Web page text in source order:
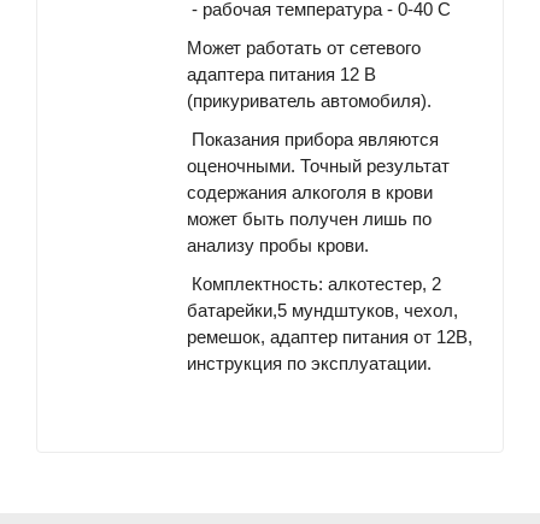
- рабочая температура - 0-40 С
Может работать от сетевого
адаптера питания 12 В
(прикуриватель автомобиля).
Показания прибора являются
оценочными. Точный результат
содержания алкоголя в крови
может быть получен лишь по
анализу пробы крови.
Комплектность: алкотестер, 2
батарейки,5 мундштуков, чехол,
ремешок, адаптер питания от 12В,
инструкция по эксплуатации.